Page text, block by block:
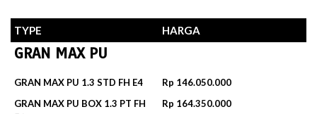
TYPE HARGA
GRAN MAX PU
GRAN MAX PU 1.3 STD FH E4
Rp 146.050.000
GRAN MAX PU BOX 1.3 PT FH
Rp 164.350.000